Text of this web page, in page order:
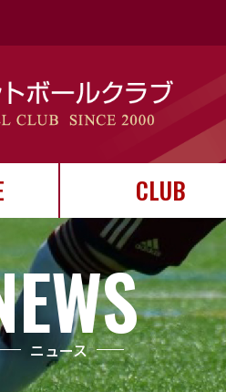
CLUB
クラブについて
クラブ運営
ユニフォーム
ニュース